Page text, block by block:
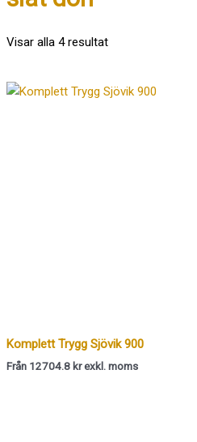
Visar alla 4 resultat
Komplett Trygg Sjövik 900
Från 12704.8 kr exkl. moms